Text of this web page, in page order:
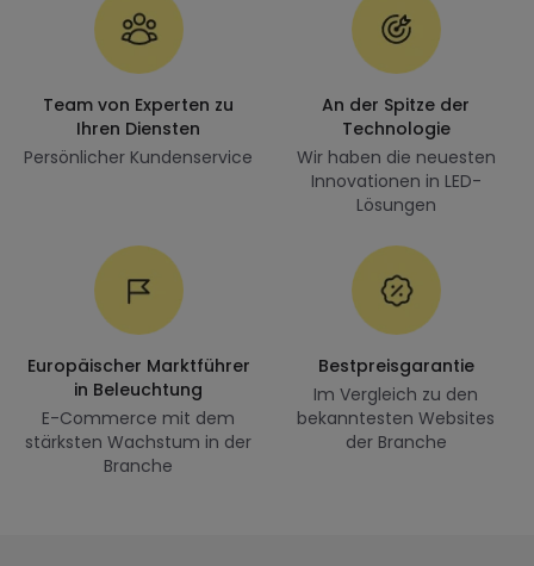
Team von Experten zu
Ihren Diensten
Persönlicher Kundenservice
An der Spitze der
Technologie
Wir haben die neuesten
Innovationen in LED-
Lösungen
Europäischer Marktführer
in Beleuchtung
E-Commerce mit dem
stärksten Wachstum in der
Branche
Bestpreisgarantie
Im Vergleich zu den
bekanntesten Websites
der Branche